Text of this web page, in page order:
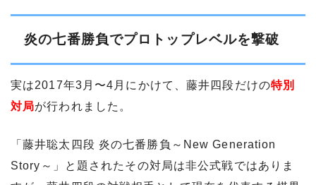
炎の七番勝負でプロトップレベルを撃破
実は2017年3月〜4月にかけて、藤井四段だけの特別
対局が行われました。
「藤井聡太四段 炎の七番勝負～New Generation
Story～」と題されたその対局は非公式戦ではありま